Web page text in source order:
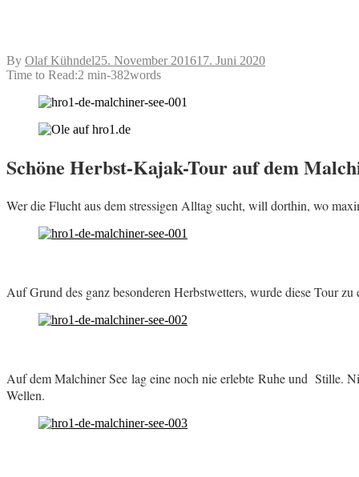
By Olaf KühndelPosted
on
25. November 201617. Juni 2020
Time to Read:2 min-382words
Schöne Herbst-Kajak-Tour auf dem
Wer die Flucht aus dem stressigen Alltag sucht, will dorthin, wo
Auf Grund des ganz besonderen Herbstwetters, wurde diese Tour
Auf dem Malchiner See lag eine noch nie erlebte Ruhe und Stille.
Wellen.